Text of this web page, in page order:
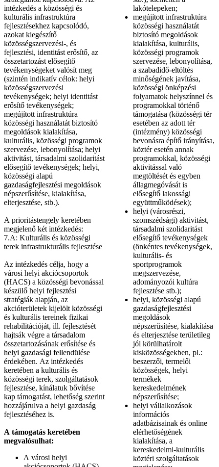
intézkedés a közösségi és
kulturális infrastruktúra
fejlesztésekhez kapcsolódó,
azokat kiegészítő
közösségszervezési-, és
fejlesztési, identitást erősítő, az
összetartozást elősegítő
tevékenységeket valósít meg
(szintén indikatív célok: helyi
közösségszervezési
tevékenységek; helyi identitást
erősítő tevékenységek;
megújított infrastruktúra
közösségi használatát biztosító
megoldások kialakítása,
kulturális, közösségi programok
szervezése, lebonyolítása; helyi
aktivitást, társadalmi szolidaritást
elősegítő tevékenységek; helyi,
közösségi alapú
gazdaságfejlesztési megoldások
népszerűsítése, kialakítása,
elterjesztése, stb.).
A prioritástengely keretében
megjelenő két intézkedés:
7.A: Kulturális és közösségi
terek infrastrukturális fejlesztése
Az intézkedés célja, hogy a
városi helyi akciócsoportok
(HACS) a közösségi bevonással
készülő helyi fejlesztési
stratégiák alapján, az
akcióterületek kijelölt közösségi
és kulturális tereinek fizikai
rehabilitációját, ill. fejlesztését
hajtsák végre a társadalom
összetartozásának erősítése és
helyi gazdasági fellendülése
érdekében. Az intézkedés
keretében a kulturális és
közösségi terek, szolgáltatások
fejlesztése, kínálatuk bővítése
kap támogatást, lehetőség szerint
hozzájárulva a helyi gazdaság
fejlesztéséhez is.
A támogatás keretében
megvalósulhat:
A városi helyi
lakótelepeken;
megújított infrastruktúra
közösségi használatát
biztosító megoldások
kialakítása, kulturális,
közösségi programok
szervezése, lebonyolítása,
a szabadidő-eltöltés
minőségének javítása,
közösségi önképzési
folyamatok helyszínnel és
programokkal történő
támogatása (közösségi tér
esetében az adott tér
(intézmény) közösségi
bevonásra építő irányítása,
köztér esetén annak
programokkal, közösségi
aktivitással való
megtöltését és egyben
állagmegóvását is
elősegítő lakossági
együttműködések);
helyi (városrészi,
szomszédsági) aktivitást,
társadalmi szolidaritást
elősegítő tevékenységek
(önkéntes tevékenységek,
kulturális- és
sportprogramok
megszervezése,
adományozói kultúra
fejlesztése stb.);
helyi, közösségi alapú
gazdaságfejlesztési
megoldások
népszerűsítése, kialakítása
és elterjesztése területileg
jól körülhatárolt
kisközösségekben, pl.:
beszerzői, termelői
közösségek, helyi
termékek
kereskedelmének
népszerűsítése;
helyi vállalkozások
információs
adatbázisainak és online
elérhetőségének
kialakítása, a
kereskedelmi-kulturális
köztéri szolgáltatások